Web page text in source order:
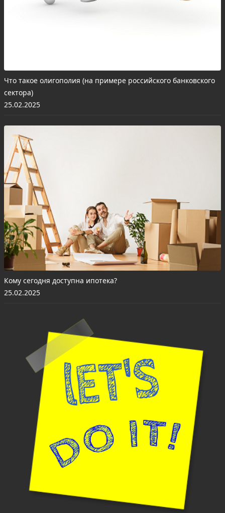
Что такое олигополия (на примере российского банковского
сектора)
25.02.2025
Кому сегодня доступна ипотека?
25.02.2025